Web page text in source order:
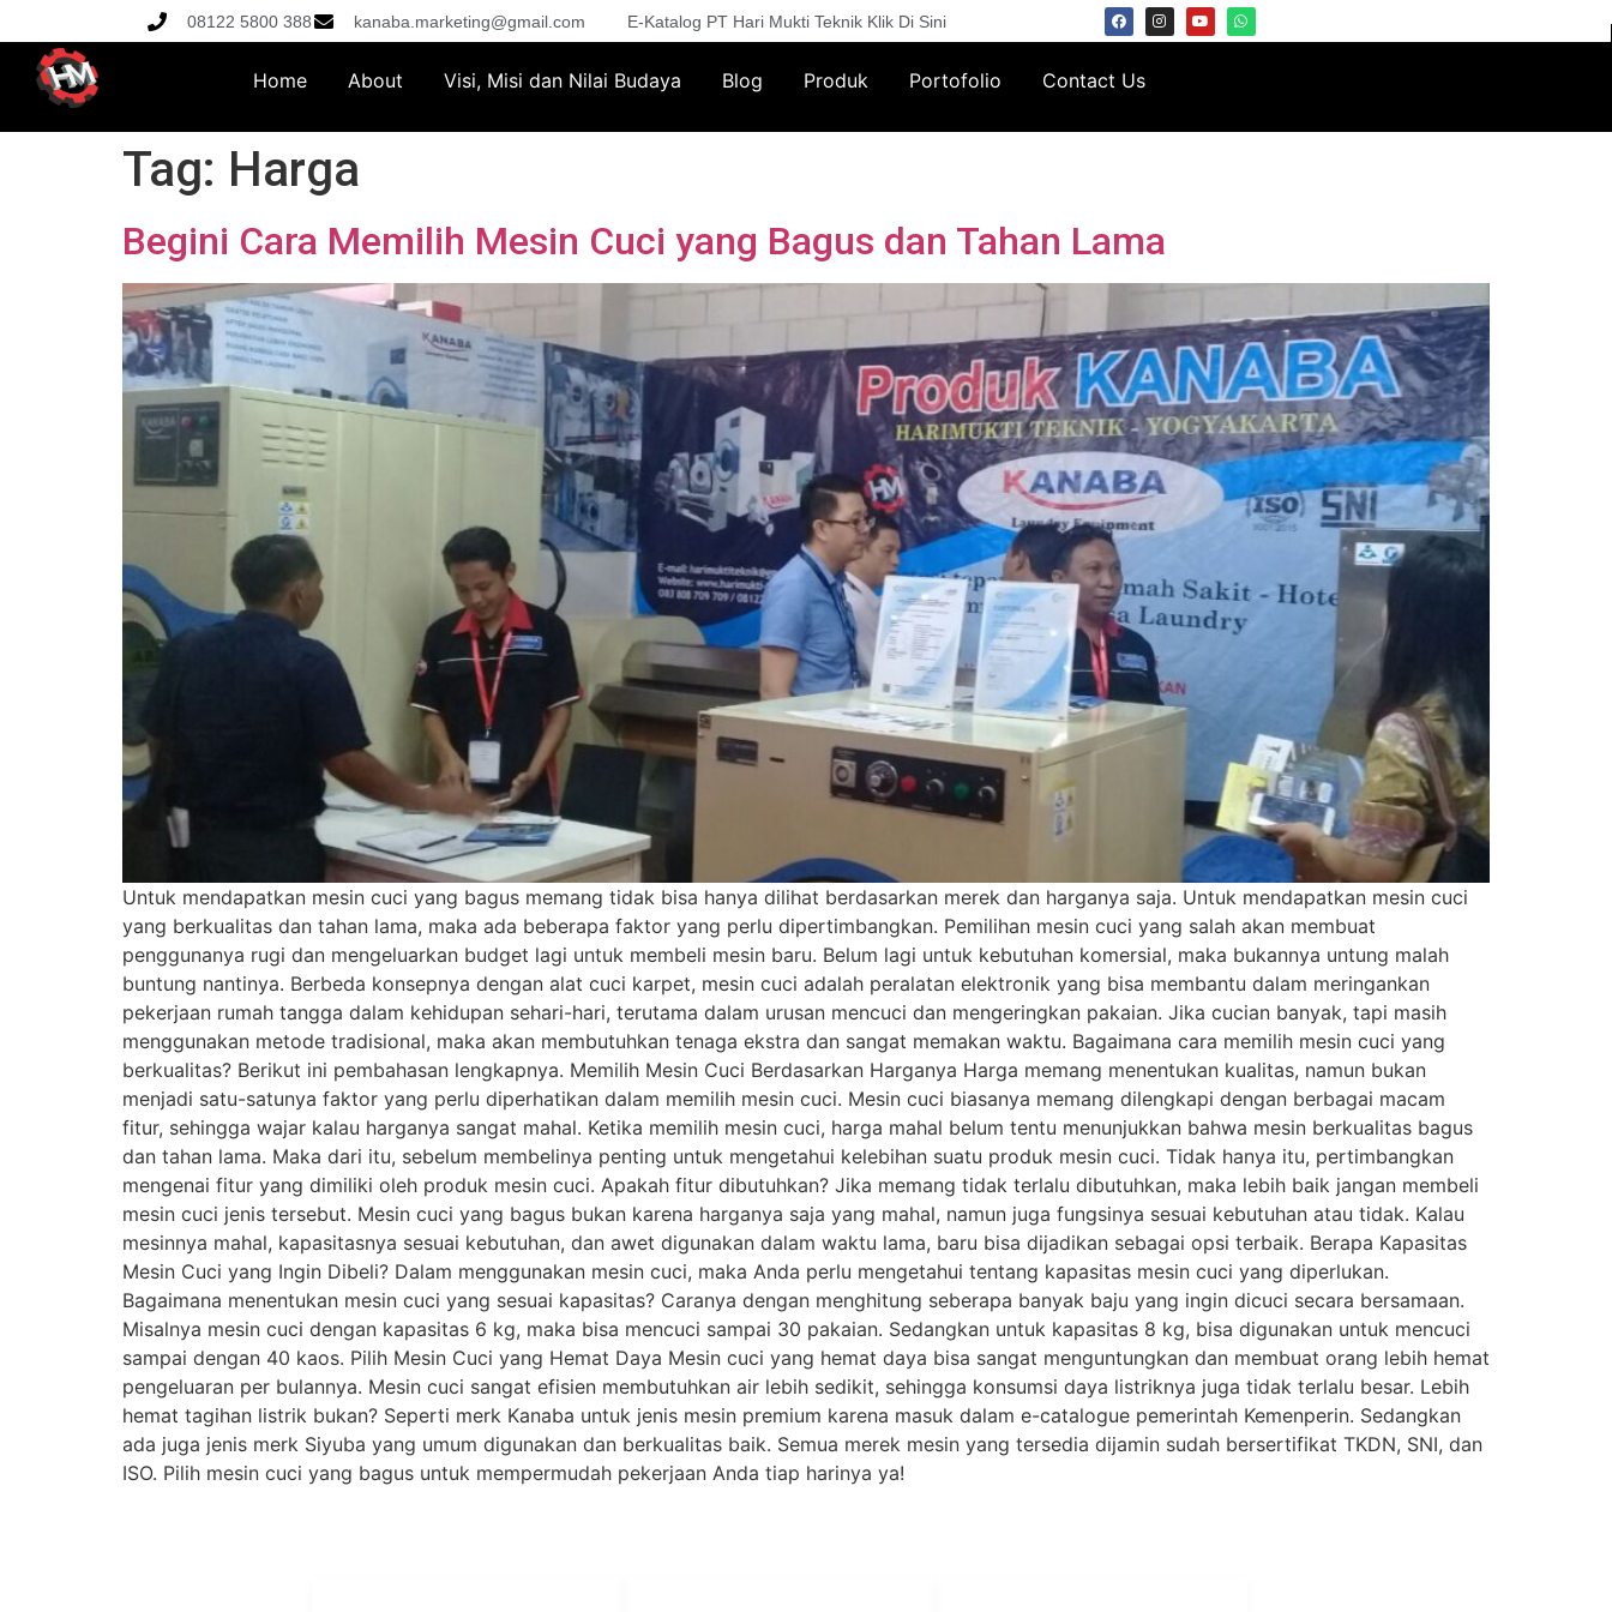
08122 5800 388 kanaba.marketing@gmail.com E-Katalog PT Hari Mukti Teknik Klik Di Sini
Home About Visi, Misi dan Nilai Budaya Blog Produk Portofolio Contact Us
Tag: Harga
Begini Cara Memilih Mesin Cuci yang Bagus dan Tahan Lama
Untuk mendapatkan mesin cuci yang bagus memang tidak bisa hanya dilihat berdasarkan merek dan harganya saja. Untuk mendapatkan mesin cuci
yang berkualitas dan tahan lama, maka ada beberapa faktor yang perlu dipertimbangkan. Pemilihan mesin cuci yang salah akan membuat
penggunanya rugi dan mengeluarkan budget lagi untuk membeli mesin baru. Belum lagi untuk kebutuhan komersial, maka bukannya untung malah
buntung nantinya. Berbeda konsepnya dengan alat cuci karpet, mesin cuci adalah peralatan elektronik yang bisa membantu dalam meringankan
pekerjaan rumah tangga dalam kehidupan sehari-hari, terutama dalam urusan mencuci dan mengeringkan pakaian. Jika cucian banyak, tapi masih
menggunakan metode tradisional, maka akan membutuhkan tenaga ekstra dan sangat memakan waktu. Bagaimana cara memilih mesin cuci yang
berkualitas? Berikut ini pembahasan lengkapnya. Memilih Mesin Cuci Berdasarkan Harganya Harga memang menentukan kualitas, namun bukan
menjadi satu-satunya faktor yang perlu diperhatikan dalam memilih mesin cuci. Mesin cuci biasanya memang dilengkapi dengan berbagai macam
fitur, sehingga wajar kalau harganya sangat mahal. Ketika memilih mesin cuci, harga mahal belum tentu menunjukkan bahwa mesin berkualitas bagus
dan tahan lama. Maka dari itu, sebelum membelinya penting untuk mengetahui kelebihan suatu produk mesin cuci. Tidak hanya itu, pertimbangkan
mengenai fitur yang dimiliki oleh produk mesin cuci. Apakah fitur dibutuhkan? Jika memang tidak terlalu dibutuhkan, maka lebih baik jangan membeli
mesin cuci jenis tersebut. Mesin cuci yang bagus bukan karena harganya saja yang mahal, namun juga fungsinya sesuai kebutuhan atau tidak. Kalau
mesinnya mahal, kapasitasnya sesuai kebutuhan, dan awet digunakan dalam waktu lama, baru bisa dijadikan sebagai opsi terbaik. Berapa Kapasitas
Mesin Cuci yang Ingin Dibeli? Dalam menggunakan mesin cuci, maka Anda perlu mengetahui tentang kapasitas mesin cuci yang diperlukan.
Bagaimana menentukan mesin cuci yang sesuai kapasitas? Caranya dengan menghitung seberapa banyak baju yang ingin dicuci secara bersamaan.
Misalnya mesin cuci dengan kapasitas 6 kg, maka bisa mencuci sampai 30 pakaian. Sedangkan untuk kapasitas 8 kg, bisa digunakan untuk mencuci
sampai dengan 40 kaos. Pilih Mesin Cuci yang Hemat Daya Mesin cuci yang hemat daya bisa sangat menguntungkan dan membuat orang lebih hemat
pengeluaran per bulannya. Mesin cuci sangat efisien membutuhkan air lebih sedikit, sehingga konsumsi daya listriknya juga tidak terlalu besar. Lebih
hemat tagihan listrik bukan? Seperti merk Kanaba untuk jenis mesin premium karena masuk dalam e-catalogue pemerintah Kemenperin. Sedangkan
ada juga jenis merk Siyuba yang umum digunakan dan berkualitas baik. Semua merek mesin yang tersedia dijamin sudah bersertifikat TKDN, SNI, dan
ISO. Pilih mesin cuci yang bagus untuk mempermudah pekerjaan Anda tiap harinya ya!